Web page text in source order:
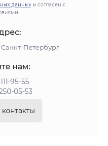
данныхи согласен с
Петербург
нам:
95-55
05-53